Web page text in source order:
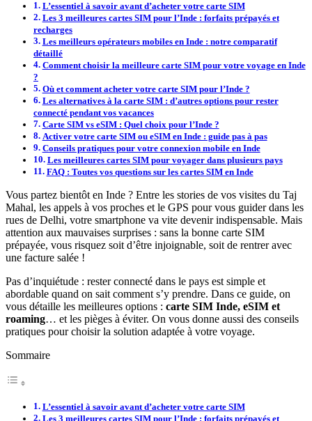
L’essentiel à savoir avant d’acheter votre carte SIM
Les 3 meilleures cartes SIM pour l’Inde : forfaits prépayés et
recharges
Les meilleurs opérateurs mobiles en Inde : notre comparatif
détaillé
Comment choisir la meilleure carte SIM pour votre voyage en Inde
?
Où et comment acheter votre carte SIM pour l’Inde ?
Les alternatives à la carte SIM : d’autres options pour rester
connecté pendant vos vacances
Carte SIM vs eSIM : Quel choix pour l’Inde ?
Activer votre carte SIM ou eSIM en Inde : guide pas à pas
Conseils pratiques pour votre connexion mobile en Inde
Les meilleures cartes SIM pour voyager dans plusieurs pays
FAQ : Toutes vos questions sur les cartes SIM en Inde
Vous partez bientôt en Inde ? Entre les stories de vos visites du Taj
Mahal, les appels à vos proches et le GPS pour vous guider dans les
rues de Delhi, votre smartphone va vite devenir indispensable. Mais
attention aux mauvaises surprises : sans la bonne carte SIM
prépayée, vous risquez soit d’être injoignable, soit de rentrer avec
une facture salée !
Pas d’inquiétude : rester connecté dans le pays est simple et
abordable quand on sait comment s’y prendre. Dans ce guide, on
vous détaille les meilleures options : carte SIM Inde, eSIM et
roaming… et les pièges à éviter. On vous donne aussi des conseils
pratiques pour choisir la solution adaptée à votre voyage.
Sommaire
L’essentiel à savoir avant d’acheter votre carte SIM
Les 3 meilleures cartes SIM pour l’Inde : forfaits prépayés et